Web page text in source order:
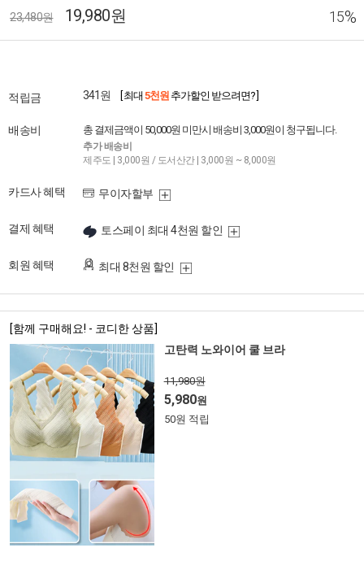
23,480원 19,980원 15%
적립금 341원 [ 최대 5천원 추가할인 받으려면? ]
배송비 총 결제금액이 50,000원 미만시 배송비 3,000원이 청구됩니다.
추가 배송비
제주도 | 3,000원 / 도서산간 | 3,000원 ~ 8,000원
카드사 혜택 무이자할부
결제 혜택 토스페이 최대 4천원 할인
회원 혜택 최대 8천원 할인
[함께 구매해요! - 코디한 상품]
고탄력 노와이어 쿨 브라
11,980원
5,980원
50원 적립